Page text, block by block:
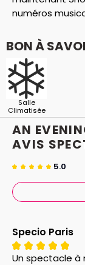
numéros
vidéo. Allanah
l'incroyable
absolument
enfermé dans
déconseillé
BON À
Salle
Climatisée
AN
AVIS
5.0
Specio Paris
Un spectacle à